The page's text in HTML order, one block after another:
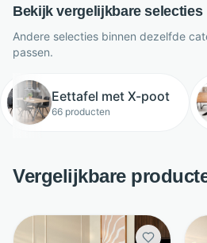
Bekijk vergelijkbare selecties
Andere selecties binnen dezelfde
passen.
Eettafel met X-poot
66 producten
Vergelijkbare